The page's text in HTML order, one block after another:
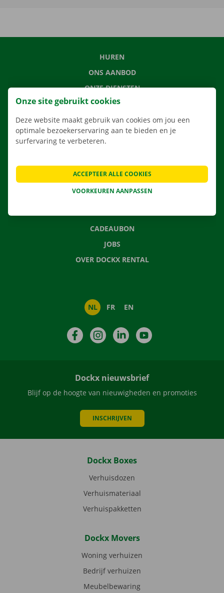
HUREN
ONS AANBOD
ONZE DIENSTEN
LOCATIES
APP
VERHUISOPLOSSINGEN
CONTACTEER ONS
CADEAUBON
JOBS
OVER DOCKX RENTAL
NL FR EN
FacebookInstagramLinkedIn
Dockx nieuwsbrief
Blijf op de hoogte van nieuwigheden en promoties
INSCHRIJVEN
Dockx Boxes
Verhuisdozen
Verhuismateriaal
Verhuispakketten
Dockx Movers
Woning verhuizen
Bedrijf verhuizen
Meubelbewaring
Onze site gebruikt cookies
Deze website maakt gebruik van cookies om jou een
optimale bezoekerservaring aan te bieden en je
surfervaring te verbeteren.
VOORKEUREN AANPASSEN
ACCEPTEER ALLE COOKIES